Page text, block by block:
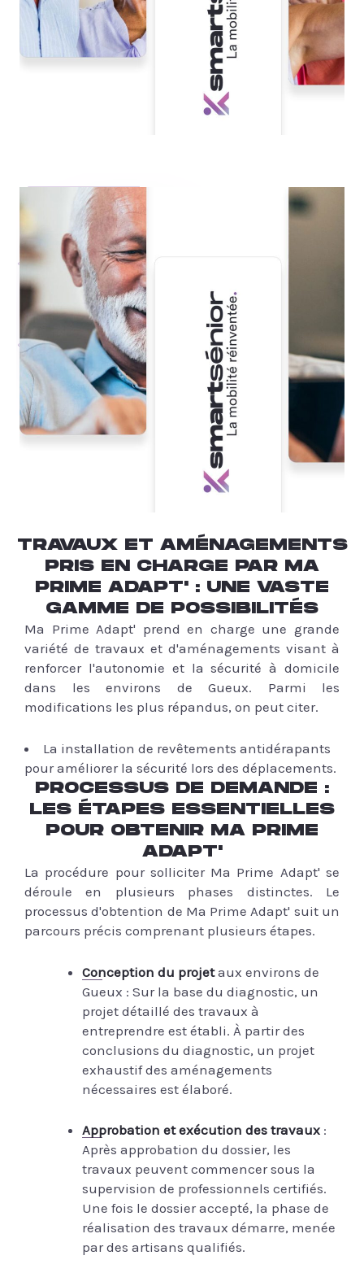
TRAVAUX ET AMÉNAGEMENTS
PRIS EN CHARGE PAR MA
PRIME ADAPT' : UNE VASTE
GAMME DE POSSIBILITÉS
Ma Prime Adapt' prend en charge une grande
variété de travaux et d'aménagements visant à
renforcer l'autonomie et la sécurité à domicile
dans les environs de Gueux. Parmi les
modifications les plus répandus, on peut citer.
La installation de revêtements antidérapants
pour améliorer la sécurité lors des déplacements.
PROCESSUS DE DEMANDE :
LES ÉTAPES ESSENTIELLES
POUR OBTENIR MA PRIME
ADAPT'
La procédure pour solliciter Ma Prime Adapt' se
déroule en plusieurs phases distinctes. Le
processus d'obtention de Ma Prime Adapt' suit un
parcours précis comprenant plusieurs étapes.
Conception du projetaux environs de
Gueux : Sur la base du diagnostic, un
projet détaillé des travaux à
entreprendre est établi. À partir des
conclusions du diagnostic, un projet
exhaustif des aménagements
nécessaires est élaboré.
Approbation et exécution des travaux :
Après approbation du dossier, les
travaux peuvent commencer sous la
supervision de professionnels certifiés.
Une fois le dossier accepté, la phase de
réalisation des travaux démarre, menée
par des artisans qualifiés.